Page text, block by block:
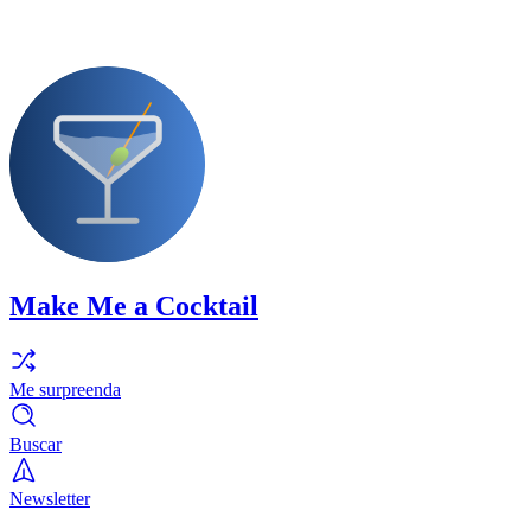
Make Me a Cocktail
Me surpreenda
Buscar
Newsletter